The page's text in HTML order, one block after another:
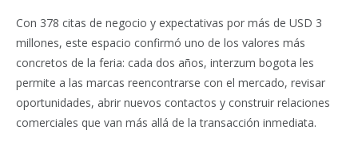
Con 378 citas de negocio y expectativas por más de USD 3
millones, este espacio confirmó uno de los valores más
concretos de la feria: cada dos años, interzum bogota les
permite a las marcas reencontrarse con el mercado, revisar
oportunidades, abrir nuevos contactos y construir relaciones
comerciales que van más allá de la transacción inmediata.